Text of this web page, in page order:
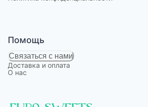
Помощь
Связаться с нами
Доставка и оплата
О нас